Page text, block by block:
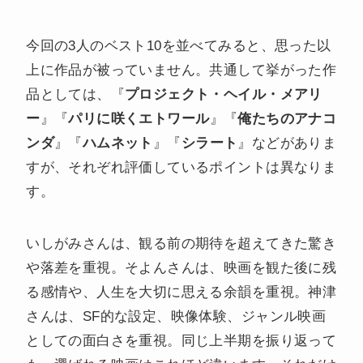
今回の3人のベスト10を並べてみると、思った以
上に作品が被っていません。共通して挙がった作
品としては、『プロジェクト・ヘイル・メアリ
ー』『パリに咲くエトワール』『俺たちのアナコ
ンダ』『ハムネット 』『 シラート 』などがありま
すが、それぞれ評価しているポイントは異なりま
す。
いしがみさんは、観る前の期待を超えてきた驚き
や落差を重視。そよんさんは、映画を観た後に残
る感情や、人生を大切に思える余韻を重視。神津
さんは、SF的な設定、映像体験、ジャンル映画
としての面白さを重視。同じ上半期を振り返って